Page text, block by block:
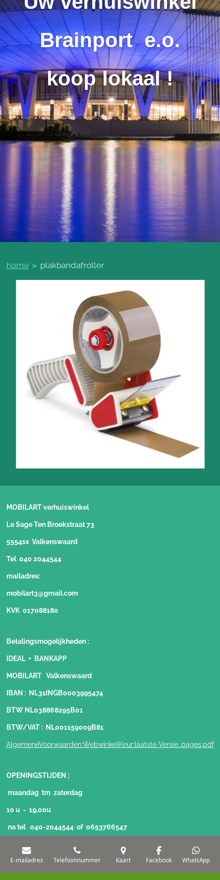
Brainport e.o.
koop lokaal !
home » plakbandafroller
MOBILART verhuiswinkel
Le Sage Ten Broekstraat 73
5554sx Valkenswaard
Tel 040 2044544
mailadres:
mobilart3@gmail.com
KVK 017088180
Betalingsmogelijkheden:
IDEAL + BANKAPP
MOBILART Valkenswaard
IBAN : NL31INGB0003995474
BTW NL038868295B01
BTW/VAT : NL001159009B81
AlgemeneVoorwaarden:WebwinkelKeur:laatste Versie..pages.pdf
OPENINGSTIJDEN ;
maandag tm zaterdag
10 u - 19,00u
na tel 040-2044544 of 0653766547
Nederlandse expeditievoorwaarden
E-mailadres Telefoonnummer Kaart Facebook WhatsApp